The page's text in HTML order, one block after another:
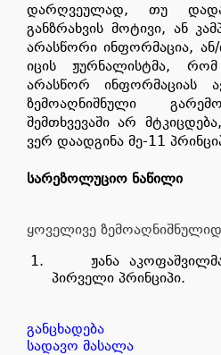
დარღვეულად, თუ
განზრახვის მოტივი, ან
არასწორი ინფორმაცია,
იცის ჟურნალისტმა,
არასწორ ინფორმაციას
ზემოაღნიშნული
შემთხვევაში არ
ვერ დაადგინა მე-11
სარეზოლუციო ნაწილი
ყოველივე
1.
ჟანა
პირველი პრინციპი.
განცხადება
სადავო მასალა